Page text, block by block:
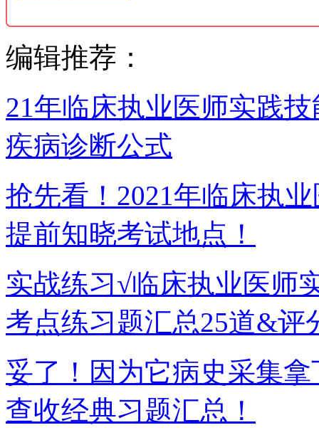
编辑推荐：
21年临床执业医师实践
疾病诊断公式
抢先看！2021年临床执
提前知晓考试地点！
实战练习√临床执业医师
考点练习题汇总25道&评
妥了！因为它病史采集
查收经典习题汇总！